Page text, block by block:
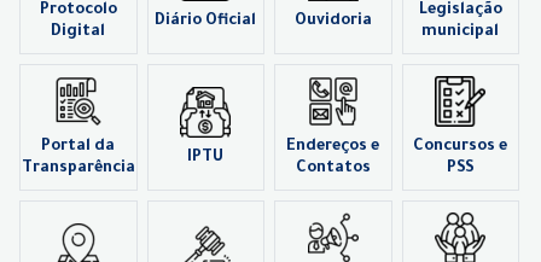
Protocolo
Digital
Diário Oficial Ouvidoria
Legislação
municipal
Portal da
Transparência
IPTU
Endereços e
Contatos
Concursos e
PSS